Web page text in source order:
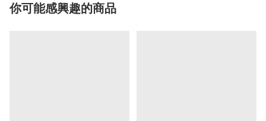
你可能感興趣的商品